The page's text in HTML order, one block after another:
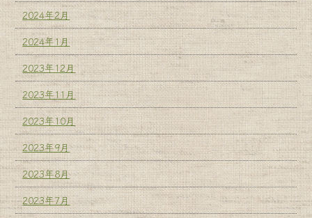
2024年2月
2024年1月
2023年12月
2023年11月
2023年10月
2023年9月
2023年8月
2023年7月